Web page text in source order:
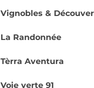
Vignobles &
La Randonnée
Tèrra Aventura
Voie verte 91